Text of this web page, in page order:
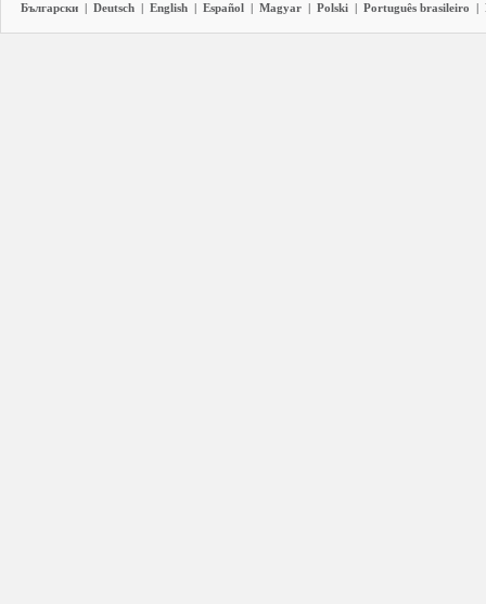
Български | Deutsch | English | Español | Magyar | Polski | Português brasileiro |